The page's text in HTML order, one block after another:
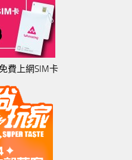
費上網SIM卡